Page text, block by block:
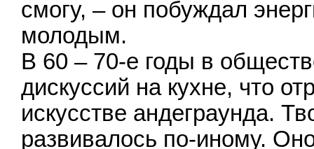
смогу, – он побуждал
молодым.
В 60 – 70-е годы в
дискуссий на кухне, что
искусстве андеграунда.
развивалось по-иному.